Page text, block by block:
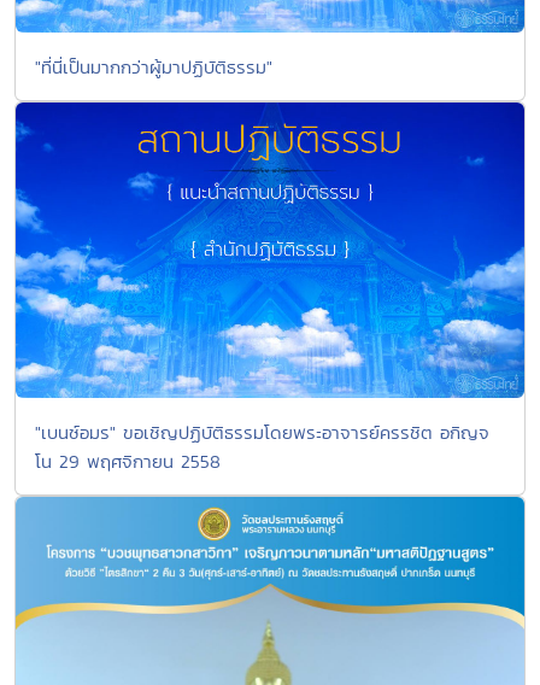
"ที่นี่เป็นมากกว่าผู้มาปฏิบัติธรรม"
"เบนซ์อมร" ขอเชิญปฏิบัติธรรมโดยพระอาจารย์ครรชิต อกิญจ
โน 29 พฤศจิกายน 2558